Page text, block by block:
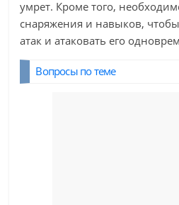
умрет. Кроме того,
снаряжения и навыков,
атак и атаковать его
Вопросы по теме